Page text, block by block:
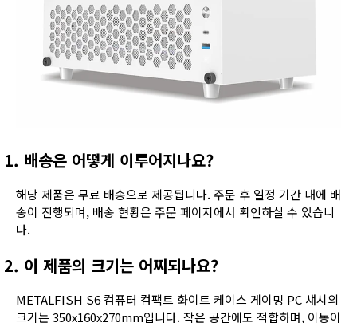
1. 배송은 어떻게 이루어지나요?
해당 제품은 무료 배송으로 제공됩니다. 주문 후 일정 기간 내에 배
송이 진행되며, 배송 현황은 주문 페이지에서 확인하실 수 있습니
다.
2. 이 제품의 크기는 어찌되나요?
METALFISH S6 컴퓨터 컴팩트 화이트 케이스 게이밍 PC 섀시의
크기는 350x160x270mm입니다. 작은 공간에도 적합하며, 이동이